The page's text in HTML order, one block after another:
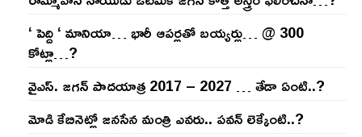
‘ పెద్ది ‘ మానియా… భారీ ఆప‌ర్ల‌తో బ‌య్య‌ర్లు… @ 300
కోట్లా…?
వైఎస్‌. జ‌గ‌న్ పాద‌యాత్ర 2017 – 2027 … తేడా ఏంటి..?
మోడి కేబినెట్లో జ‌నసేన మంత్రి ఎవ‌రు.. ప‌వ‌న్ లెక్కేంటి..?